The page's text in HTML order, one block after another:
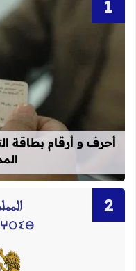
أحرف و أرقام بطاقة